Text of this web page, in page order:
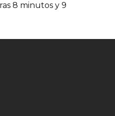
8 minutos y 9